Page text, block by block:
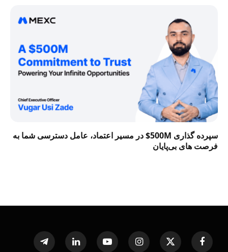
سپرده گذاری 500M$ در مسیر اعتماد، عامل دسترسی شما به
فرصت‌ های بی‌پایان
Facebook
X
Instagram
YouTube
LinkedIn
Telegram